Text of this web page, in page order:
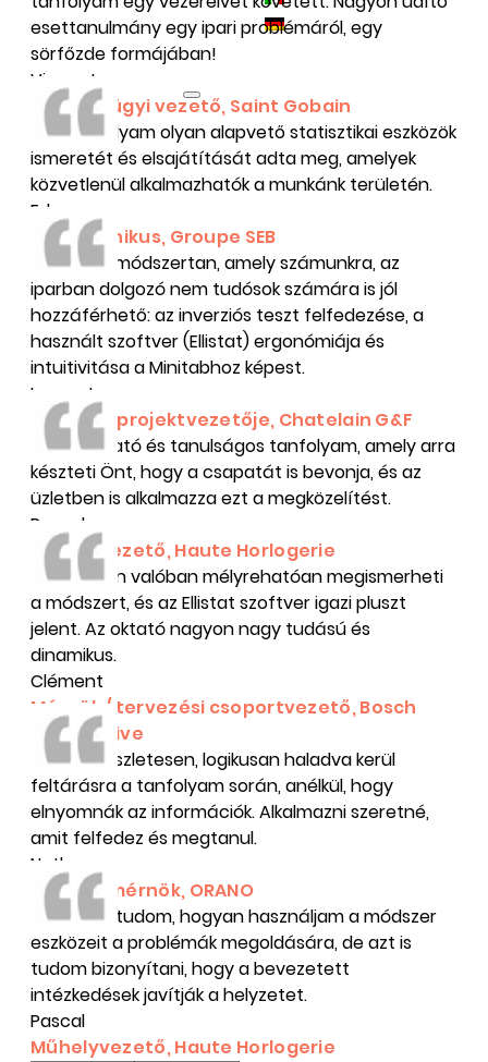
esettanulmány egy ipari problémáról, egy
sörfőzde formájában!
Vincent
Minőségügyi vezető, Saint Gobain
Ez a tanfolyam olyan alapvető statisztikai eszközök
ismeretét és elsajátítását adta meg, amelyek
közvetlenül alkalmazhatók a munkánk területén.
Edgar
K+F technikus, Groupe SEB
Egy olyan módszertan, amely számunkra, az
iparban dolgozó nem tudósok számára is jól
hozzáférhető: az inverziós teszt felfedezése, a
használt szoftver (Ellistat) ergonómiája és
intuitivitása a Minitabhoz képest.
Laurent
Anyagok projektvezetője, Chatelain G&F
Szórakoztató és tanulságos tanfolyam, amely arra
készteti Önt, hogy a csapatát is bevonja, és az
üzletben is alkalmazza ezt a megközelítést.
Pascal
Műhelyvezető, Haute Horlogerie
A képzésen valóban mélyrehatóan megismerheti
a módszert, és az Ellistat szoftver igazi pluszt
jelent. Az oktató nagyon nagy tudású és
dinamikus.
Clément
Mérnök / tervezési csoportvezető, Bosch
Automotive
A téma részletesen, logikusan haladva kerül
feltárásra a tanfolyam során, anélkül, hogy
elnyomnák az információk. Alkalmazni szeretné,
amit felfedez és megtanul.
Nathan
Tervezőmérnök, ORANO
Most már tudom, hogyan használjam a módszer
eszközeit a problémák megoldására, de azt is
tudom bizonyítani, hogy a bevezetett
intézkedések javítják a helyzetet.
Pascal
Műhelyvezető, Haute Horlogerie